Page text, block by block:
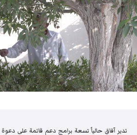
تدير آفاق حالياً تسعة برامج دعم قائمة على